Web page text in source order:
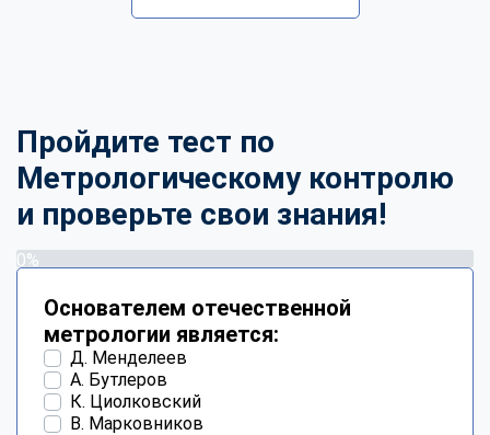
Пройдите тест по
Метрологическому контролю
и проверьте свои знания!
0%
Основателем отечественной
метрологии является:
Д. Менделеев
А. Бутлеров
К. Циолковский
В. Марковников